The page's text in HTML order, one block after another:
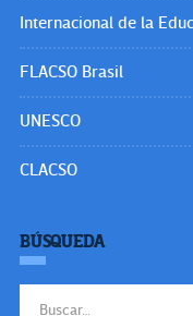
Internacional de la
FLACSO Brasil
UNESCO
CLACSO
BÚSQUEDA